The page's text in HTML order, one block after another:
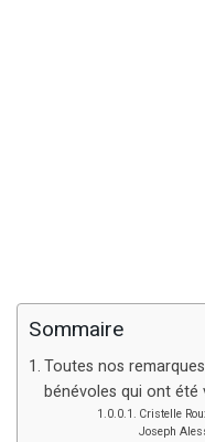
Sommaire
Toutes nos
bénévoles qui ont été
Cristelle
Joseph